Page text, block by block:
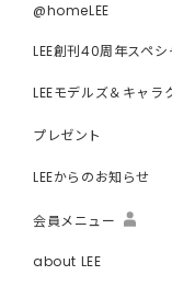
@homeLEE
LEE創刊40周年スペシ
LEEモデルズ＆キャラ
プレゼント
LEEからのお知らせ
会員メニュー
about LEE